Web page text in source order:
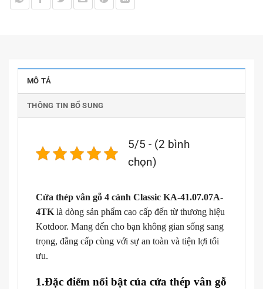
MÔ TẢ
THÔNG TIN BỔ SUNG
5/5 - (2 bình
chọn)
Cửa thép vân gỗ 4 cánh Classic KA-41.07.07A-
4TK là dòng sản phẩm cao cấp đến từ thương hiệu
Kotdoor. Mang đến cho bạn không gian sống sang
trọng, đẳng cấp cùng với sự an toàn và tiện lợi tối
ưu.
1.Đặc điểm nổi bật của cửa thép vân gỗ